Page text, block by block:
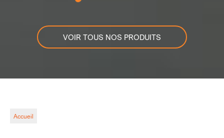
VOIR TOUS NOS PRODUITS
Accueil